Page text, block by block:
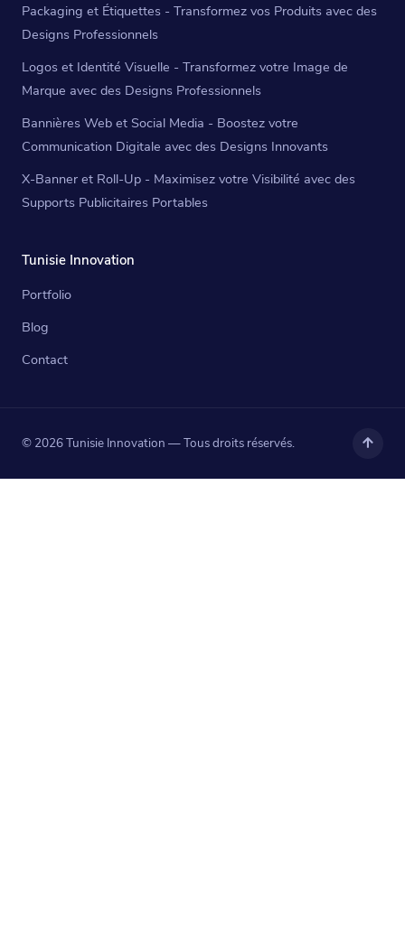
Packaging et Étiquettes - Transformez vos Produits avec des
Designs Professionnels
Logos et Identité Visuelle - Transformez votre Image de
Marque avec des Designs Professionnels
Bannières Web et Social Media - Boostez votre
Communication Digitale avec des Designs Innovants
X-Banner et Roll-Up - Maximisez votre Visibilité avec des
Supports Publicitaires Portables
Tunisie Innovation
Portfolio
Blog
Contact
© 2026 Tunisie Innovation — Tous droits réservés.
Haut